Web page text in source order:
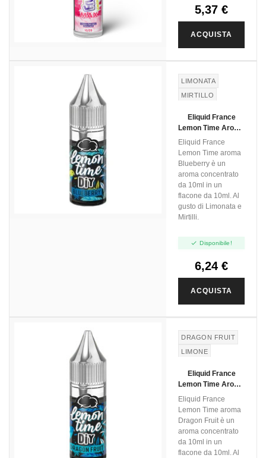
5,37 €
ACQUISTA
LIMONATA
MIRTILLO
Eliquid France
Lemon Time Aroma
Blueberry - 10ml
Eliquid France
Lemon Time aroma
Blueberry è un
aroma concentrato
da 10ml in un
flacone da 10ml. Al
gusto di Limonata e
Mirtilli.
 Disponibile!
6,24 €
ACQUISTA
DRAGON FRUIT
LIMONE
Eliquid France
Lemon Time Aroma
Dragon Fruit - 10ml
Eliquid France
Lemon Time aroma
Dragon Fruit è un
aroma concentrato
da 10ml in un
flacone da 10ml. Al